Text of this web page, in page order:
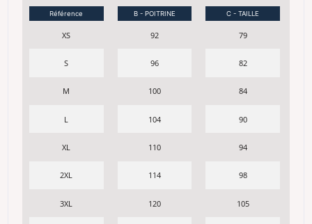
Référence
XS
S
M
L
XL
2XL
3XL
B - POITRINE
92
96
100
104
110
114
120
C - TAILLE
79
82
84
90
94
98
105